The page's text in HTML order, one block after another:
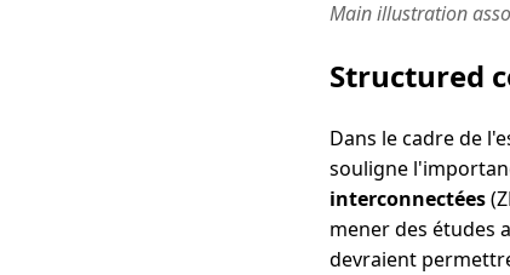
Main illustration
Structured
Dans le cadre de
souligne
interconnectées
mener des études
devraient